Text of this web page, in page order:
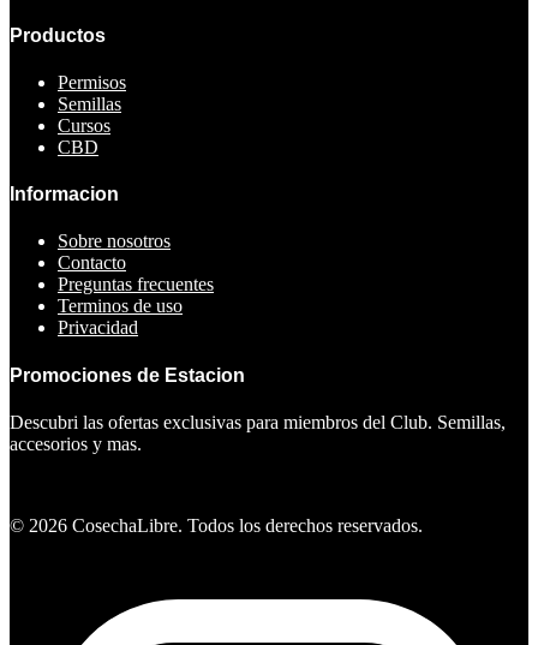
Productos
Permisos
Semillas
Cursos
CBD
Informacion
Sobre nosotros
Contacto
Preguntas frecuentes
Terminos de uso
Privacidad
Promociones de Estacion
Descubri las ofertas exclusivas para miembros del Club. Semillas,
accesorios y mas.
© 2026 CosechaLibre. Todos los derechos reservados.